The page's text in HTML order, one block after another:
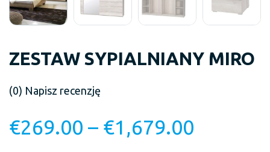
ZESTAW SYPIALNIANY MIRO
(0) Napisz recenzję
€269.00 – €1,679.00